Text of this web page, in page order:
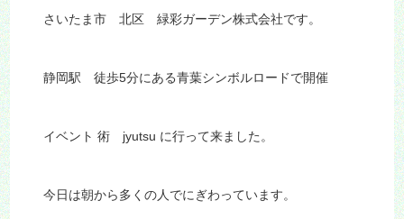
さいたま市 北区 緑彩ガーデン株式会社です。
静岡駅 徒歩5分にある青葉シンボルロードで開催
イベント 術 jyutsu に行って来ました。
今日は朝から多くの人でにぎわっています。